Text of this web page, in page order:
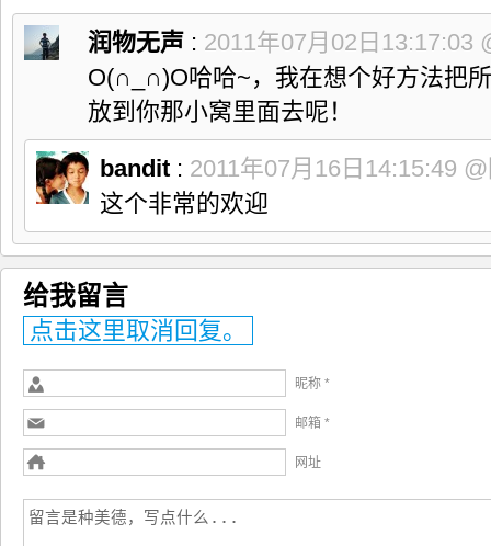
润物无声 : 2011年07月02日13:17:03
O(∩_∩)O哈哈~，我在想个好方法把
放到你那小窝里面去呢！
bandit : 2011年07月16日14:15:49
这个非常的欢迎
给我留言
点击这里取消回复。
昵称 *
邮箱 *
网址